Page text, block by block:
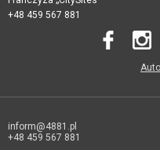
+48 459 567 881
inform@4881.pl
+48 459 567 881